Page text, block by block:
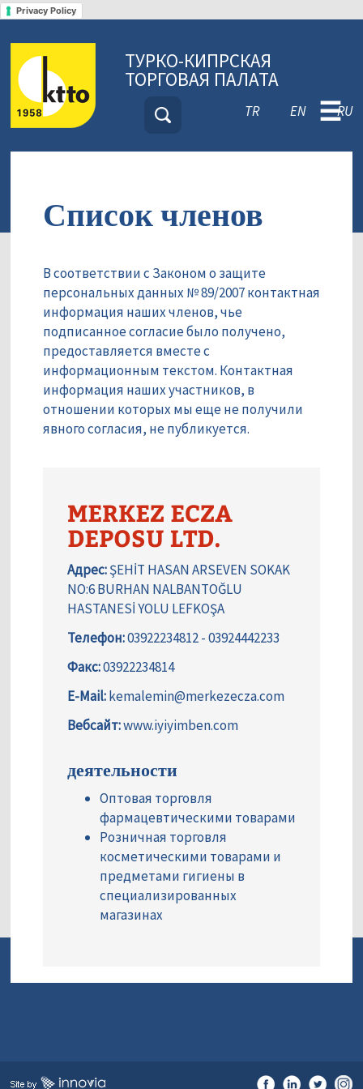
Privacy Policy
ТУРКО-КИПРСКАЯ
ТОРГОВАЯ ПАЛАТА
TR EN RU
☰
Список членов
В соответствии с Законом о защите
персональных данных № 89/2007 контактная
информация наших членов, чье
подписанное согласие было получено,
предоставляется вместе с
информационным текстом. Контактная
информация наших участников, в
отношении которых мы еще не получили
явного согласия, не публикуется.
MERKEZ ECZA
DEPOSU LTD.
Адрес:ŞEHİT HASAN ARSEVEN SOKAK
NO:6 BURHAN NALBANTOĞLU
HASTANESİ YOLU LEFKOŞA
Телефон:03922234812 - 03924442233
Факс:03922234814
E-Mail:kemalemin@merkezecza.com
Вебсайт:www.iyiyimben.com
деятельности
Оптовая торговля
фармацевтическими товарами
Розничная торговля
косметическими товарами и
предметами гигиены в
специализированных
магазинах